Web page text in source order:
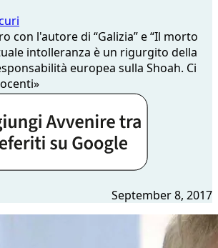
con l'autore di “Galizia” e “Il morto
intolleranza è un rigurgito della
europea sulla Shoah. Ci
September 8, 2017